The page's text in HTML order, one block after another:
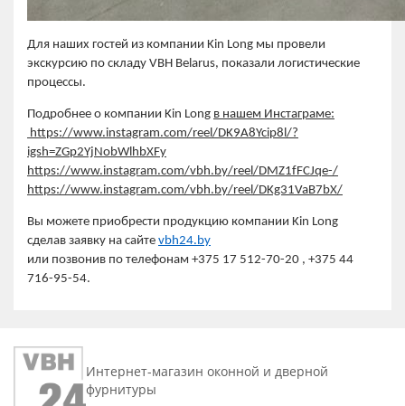
Для наших гостей из компании Kin Long мы провели
экскурсию по складу VBH Belarus, показали логистические
процессы.
Подробнее о компании Kin Long в нашем Инстаграме:
https://www.instagram.com/reel/DK9A8Ycip8l/?
igsh=ZGp2YjNobWlhbXFy
https://www.instagram.com/vbh.by/reel/DMZ1fFCJqe-/
https://www.instagram.com/vbh.by/reel/DKg31VaB7bX/
Вы можете приобрести продукцию компании Kin Long
сделав заявку на сайте vbh24.by
или позвонив по телефонам +375 17 512-70-20 , +375 44
716-95-54.
Интернет-магазин оконной и дверной
фурнитуры